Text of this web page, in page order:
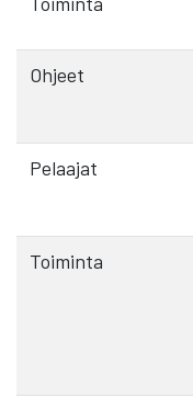
Ohjeet
Pelaajat
Toiminta